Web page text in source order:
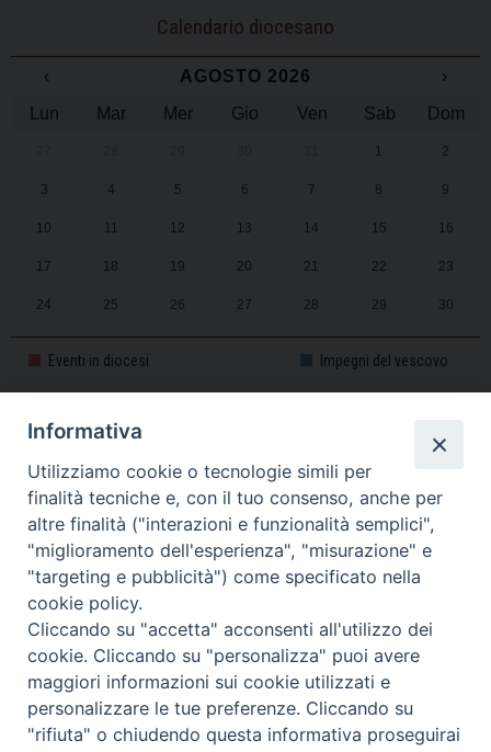
Calendario diocesano
‹ AGOSTO 2026
›
Lun
Mar Mer Gio Ven Sab Dom
1 2
3 4 5 6 7 8 9
10 11 12 13 14 15 16
17 18 19 20 21 22 23
24 25 26 27 28 29 30
31 1 2 3 4 5 6
Eventi in diocesi Impegni del vescovo
CALENDARIO PASTORALE 2025-2026
Piazza Duomo, 11 - 27100 Pavia - Tel. 0382.386511 - Fax
Twitter
Informativa
Utilizziamo cookie o tecnologie simili per
finalità tecniche e, con il tuo consenso, anche per
altre finalità ("interazioni e funzionalità semplici",
"miglioramento dell'esperienza", "misurazione" e
"targeting e pubblicità") come specificato nella
cookie policy.
Cliccando su "accetta" acconsenti all'utilizzo dei
cookie. Cliccando su "personalizza" puoi avere
maggiori informazioni sui cookie utilizzati e
personalizzare le tue preferenze. Cliccando su
"rifiuta" o chiudendo questa informativa proseguirai